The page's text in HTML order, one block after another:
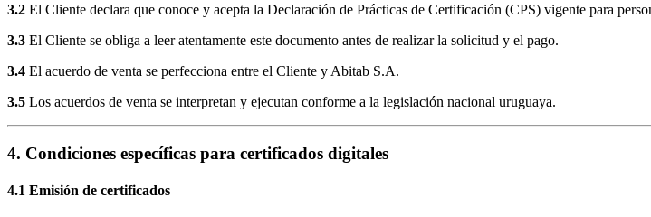
3.2 El Cliente declara que conoce y acepta la Declaración de Prácticas de Certificación (CPS) vigente para
3.3 El Cliente se obliga a leer atentamente este documento antes de realizar la solicitud y el pago.
3.4 El acuerdo de venta se perfecciona entre el Cliente y Abitab S.A.
3.5 Los acuerdos de venta se interpretan y ejecutan conforme a la legislación nacional uruguaya.
4. Condiciones específicas para certificados digitales
4.1 Emisión de certificados